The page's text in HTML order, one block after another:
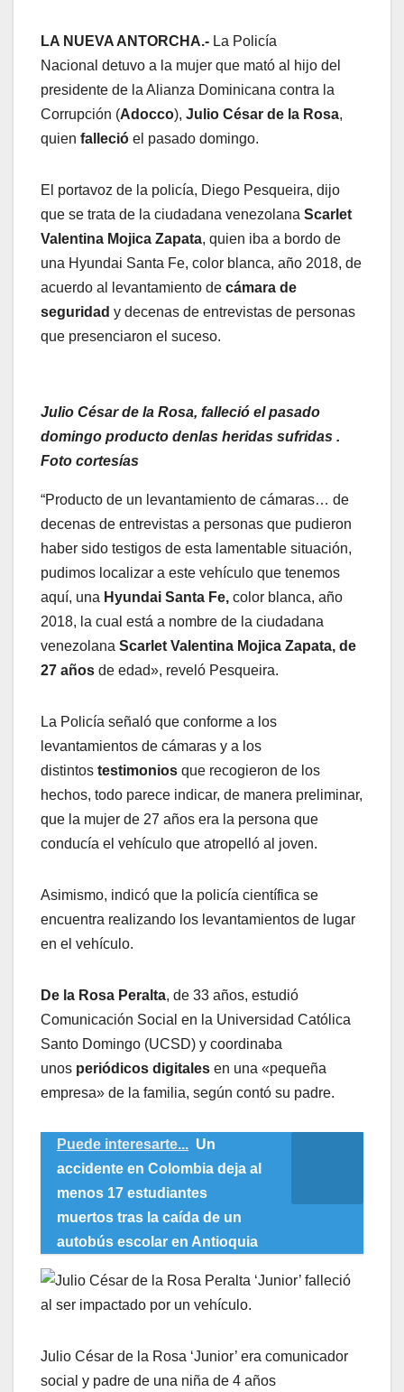
LA NUEVA ANTORCHA.- La Policía
Nacional detuvo a la mujer que mató al hijo del
presidente de la Alianza Dominicana contra la
Corrupción (Adocco), Julio César de la Rosa,
quien falleció el pasado domingo.
El portavoz de la policía, Diego Pesqueira, dijo
que se trata de la ciudadana venezolana Scarlet
Valentina Mojica Zapata, quien iba a bordo de
una Hyundai Santa Fe, color blanca, año 2018, de
acuerdo al levantamiento de cámara de
seguridad y decenas de entrevistas de personas
que presenciaron el suceso.
Julio César de la Rosa, falleció el pasado
domingo producto denlas heridas sufridas .
Foto cortesías
“Producto de un levantamiento de cámaras… de
decenas de entrevistas a personas que pudieron
haber sido testigos de esta lamentable situación,
pudimos localizar a este vehículo que tenemos
aquí, una Hyundai Santa Fe, color blanca, año
2018, la cual está a nombre de la ciudadana
venezolana Scarlet Valentina Mojica Zapata, de
27 años de edad», reveló Pesqueira.
La Policía señaló que conforme a los
levantamientos de cámaras y a los
distintos testimonios que recogieron de los
hechos, todo parece indicar, de manera preliminar,
que la mujer de 27 años era la persona que
conducía el vehículo que atropelló al joven.
Asimismo, indicó que la policía científica se
encuentra realizando los levantamientos de lugar
en el vehículo.
De la Rosa Peralta, de 33 años, estudió
Comunicación Social en la Universidad Católica
Santo Domingo (UCSD) y coordinaba
unos periódicos digitales en una «pequeña
empresa» de la familia, según contó su padre.
Puede interesarte... Un
accidente en Colombia deja al
menos 17 estudiantes
muertos tras la caída de un
autobús escolar en Antioquia
Julio César de la Rosa ‘Junior’ era comunicador
social y padre de una niña de 4 años